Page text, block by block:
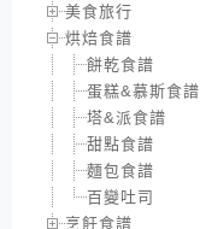
美食旅行
烘焙食譜
餅乾食譜
蛋糕&慕斯食譜
塔&派食譜
甜點食譜
麵包食譜
百變吐司
烹飪食譜